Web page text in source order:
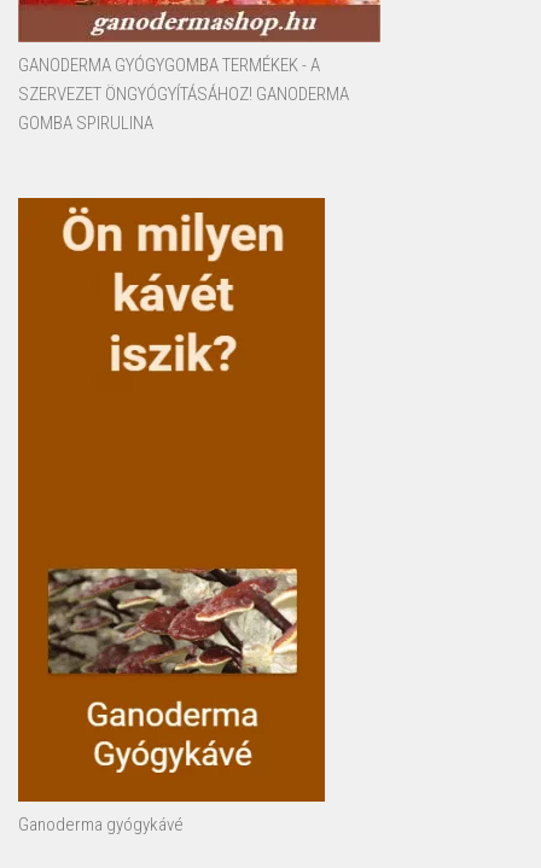
GANODERMA GYÓGYGOMBA TERMÉKEK - A
SZERVEZET ÖNGYÓGYÍTÁSÁHOZ! GANODERMA
GOMBA SPIRULINA
Ganoderma gyógykávé